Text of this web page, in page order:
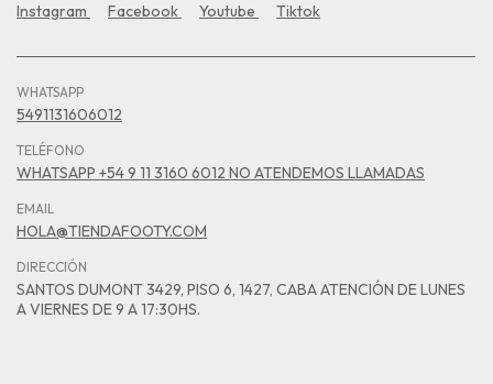
Instagram Facebook Youtube Tiktok
WHATSAPP
5491131606012
TELÉFONO
WHATSAPP +54 9 11 3160 6012 NO ATENDEMOS LLAMADAS
EMAIL
HOLA@TIENDAFOOTY.COM
DIRECCIÓN
SANTOS DUMONT 3429, PISO 6, 1427, CABA ATENCIÓN DE LUNES
A VIERNES DE 9 A 17:30HS.